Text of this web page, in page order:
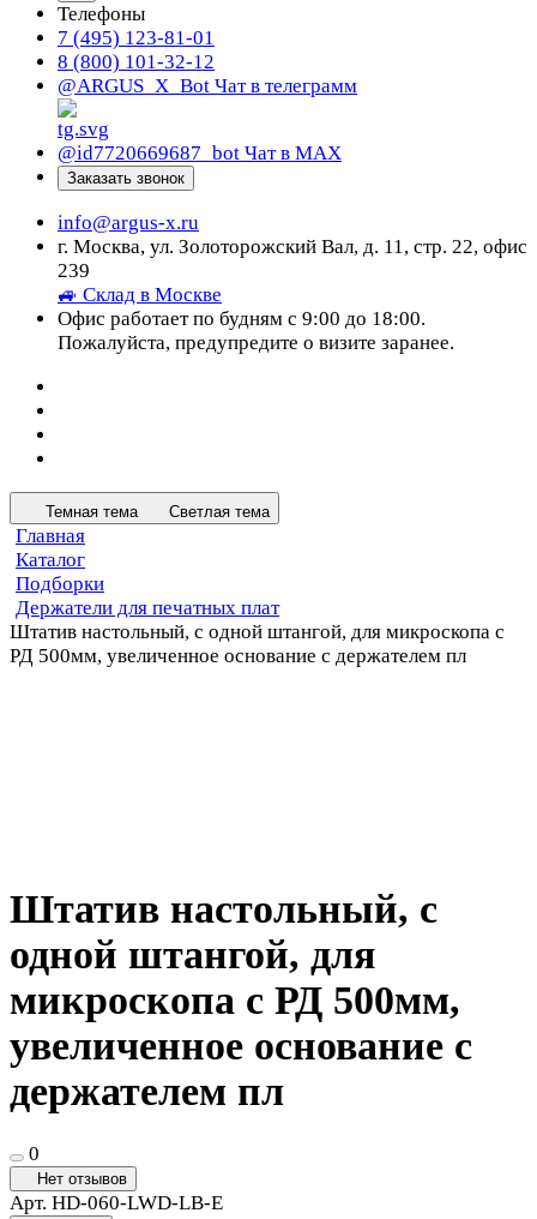
Телефоны
7 (495) 123-81-01
8 (800) 101-32-12
@ARGUS_X_Bot Чат в телеграмм
@id7720669687_bot Чат в МАХ
Заказать звонок
info@argus-x.ru
г. Москва, ул. Золоторожский Вал, д. 11, стр. 22, офис
239
🚙 Склад в Москве
Офис работает по будням с 9:00 до 18:00.
Пожалуйста, предупредите о визите заранее.
Темная тема Светлая тема
Главная
Каталог
Подборки
Держатели для печатных плат
Штатив настольный, с одной штангой, для микроскопа с
РД 500мм, увеличенное основание с держателем пл
Штатив настольный, с
одной штангой, для
микроскопа с РД 500мм,
увеличенное основание с
держателем пл
0
Нет отзывов
Арт. HD-060-LWD-LB-E